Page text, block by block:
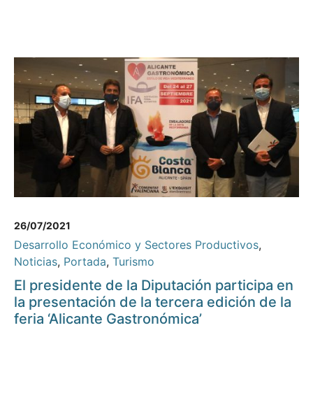
26/07/2021
Desarrollo Económico y Sectores Productivos,
Noticias, Portada, Turismo
El presidente de la Diputación participa en
la presentación de la tercera edición de la
feria ‘Alicante Gastronómica’